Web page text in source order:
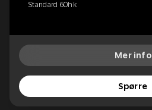
Standard 60hk
Mer info
Spørre